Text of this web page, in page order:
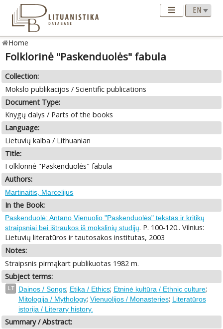
Home
Folklorinė "Paskenduolės" fabula
Collection:
Mokslo publikacijos / Scientific publications
Document Type:
Knygų dalys / Parts of the books
Language:
Lietuvių kalba / Lithuanian
Title:
Folklorinė "Paskenduolės" fabula
Authors:
Martinaitis, Marcelijus
In the Book:
Paskenduolė: Antano Vienuolio "Paskenduolės" tekstas ir kritikų
straipsniai bei ištraukos iš mokslinių studijų. P. 100-120.. Vilnius:
Lietuvių literatūros ir tautosakos institutas, 2003
Notes:
Straipsnis pirmąkart publikuotas 1982 m.
Subject terms:
LT Dainos / Songs; Etika / Ethics; Etninė kultūra / Ethnic culture;
Mitologija / Mythology; Vienuolijos / Monasteries; Literatūros
istorija / Literary history.
Summary / Abstract: